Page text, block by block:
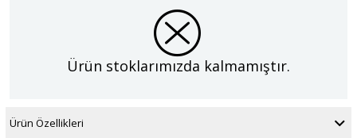
Ürün stoklarımızda kalmamıştır.
Ürün Özellikleri